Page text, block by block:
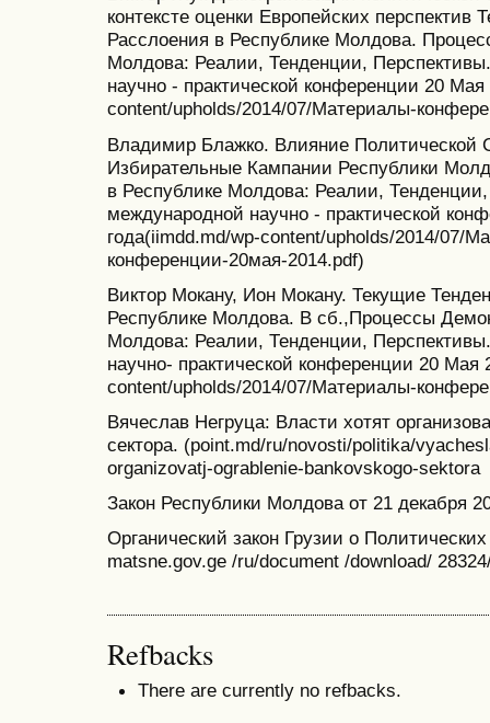
контексте оценки Европейских
Расслоения в Республике Молдова.
Молдова: Реалии, Тенденции,
научно - практической конференции 20
content/upholds/2014/07/Материалы-
Владимир Блажко. Влияние Политической
Избирательные Кампании Республики
в Республике Молдова: Реалии,
международной научно - практической
года(iimdd.md/wp-content/upholds/2014/07/
конференции-20мая-2014.pdf)
Виктор Мокану, Ион Мокану. Текущие
Республике Молдова. В сб.,Процессы
Молдова: Реалии, Тенденции,
научно- практической конференции 20 Мая
content/upholds/2014/07/Материалы-
Вячеслав Негруца: Власти хотят
сектора. (point.md/ru/novosti/politika/
organizovatj-ograblenie-bankovskogo-sektora
Закон Республики Молдова от 21 декабря
Органический закон Грузии о
matsne.gov.ge /ru/document /download/
Refbacks
There are currently no refbacks.